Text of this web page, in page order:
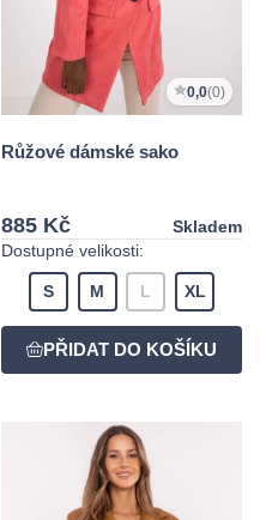
0,0(0)
Růžové dámské sako
885 Kč
Skladem
Dostupné velikosti:
S M L XL